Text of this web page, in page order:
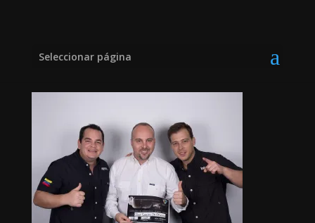
Seleccionar página
caracas2-large14